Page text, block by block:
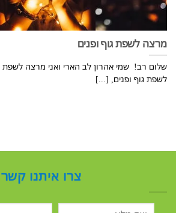
מרצה לשפת גוף ופנים
שלום רב! שמי אהרון לב הארי ואני מרצה לשפת
לשפת גוף ופנים, [...]
צרו איתנו קשר